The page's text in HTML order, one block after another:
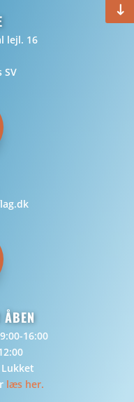
lejl. 16
SV
ÅBEN
16:00
læs her.